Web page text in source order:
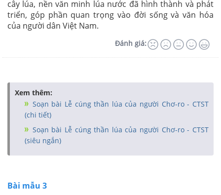
cây lúa, nền văn minh lúa nước đã hình thành và phát
triển, góp phần quan trọng vào đời sống và văn hóa
của người dân Việt Nam.
Đánh giá:
Xem thêm:
Soạn bài Lễ cúng thần lúa của người Chơ-ro - CTST
(chi tiết)
Soạn bài Lễ cúng thần lúa của người Chơ-ro - CTST
(siêu ngắn)
Bài mẫu 3